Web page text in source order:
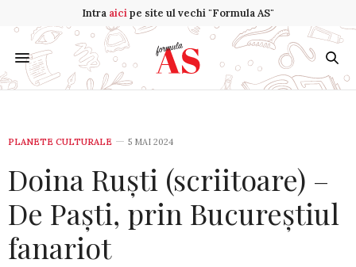
Intra aicipe site ul vechi "Formula AS"
PLANETE CULTURALE 5 MAI 2024
Doina Ruști (scriitoare) –
De Paști, prin Bucureștiul
fanariot